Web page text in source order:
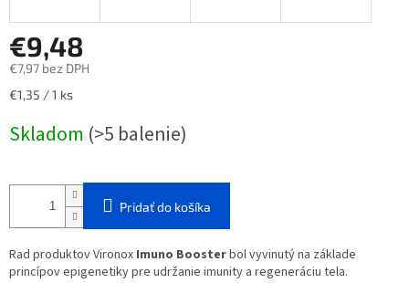
€9,48
€7,97 bez DPH
Jednotková
€1,35 / 1 ks
Skladom (>5 balenie)
Pridať do košíka
Rad produktov Vironox Imuno Boosterbol vyvinutý na základe
princípov epigenetiky pre udržanie imunity a regeneráciu tela.